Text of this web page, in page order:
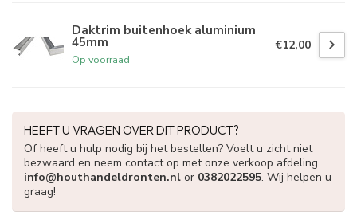
Daktrim buitenhoek aluminium
45mm
Op voorraad
€12,00
HEEFT U VRAGEN OVER DIT PRODUCT?
Of heeft u hulp nodig bij het bestellen? Voelt u zicht niet
bezwaard en neem contact op met onze verkoop afdeling
info@houthandeldronten.nl or 0382022595. Wij helpen u
graag!